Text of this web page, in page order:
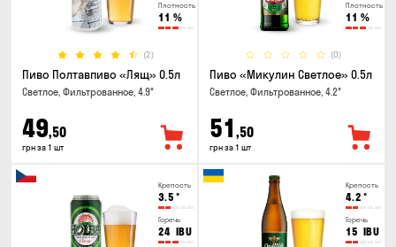
Плотность
11 %
(2)
Пиво Полтавпиво «Лящ» 0.5л
Светлое, Фильтрованное, 4.9°
49,50
грн за 1 шт
Плотность
11 %
(0)
Пиво «Микулин Светлое» 0.5л
Светлое, Фильтрованное, 4.2°
51 ,50
грн за 1 шт
Крепость
3.5 °
Горечь
24 IBU
Крепость
4.2 °
Горечь
15 IBU